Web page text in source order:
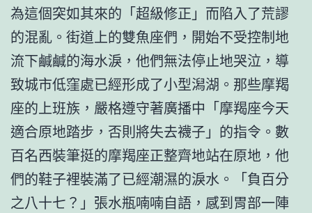
為這個突如其來的「超級修正」而陷入了荒謬
的混亂。街道上的雙魚座們，開始不受控制地
流下鹹鹹的海水淚，他們無法停止地哭泣，導
致城市低窪處已經形成了小型潟湖。那些摩羯
座的上班族，嚴格遵守著廣播中「摩羯座今天
適合原地踏步，否則將失去襪子」的指令。數
百名西裝筆挺的摩羯座正整齊地站在原地，他
們的鞋子裡裝滿了已經潮濕的淚水。「負百分
之八十七？」張水瓶喃喃自語，感到胃部一陣